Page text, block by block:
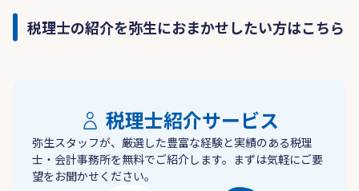
税理士の紹介を弥生におまかせしたい方はこちら
税理士紹介サービス
弥生スタッフが、厳選した豊富な経験と実績のある税理
士・会計事務所を無料でご紹介します。まずは気軽にご要
望をお聞かせください。